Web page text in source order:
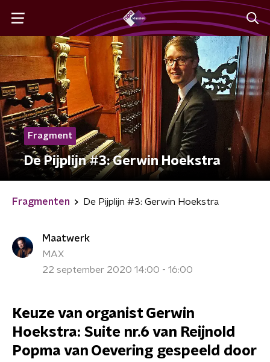
Fragment
De Pijplijn #3: Gerwin Hoekstra
Fragmenten De Pijplijn #3: Gerwin Hoekstra
Maatwerk
MAX
22 september 2020 14:00 - 16:00
Keuze van organist Gerwin
Hoekstra: Suite nr.6 van Reijnold
Popma van Oevering gespeeld door